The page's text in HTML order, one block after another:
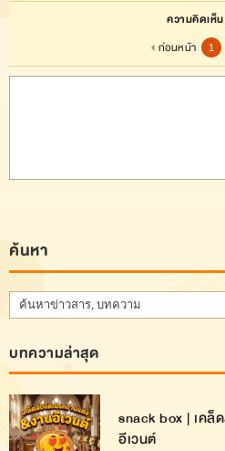
ความคิดเห็
ก่อนหน้า 1
ค้นหา
บทความล่าสุด
snack box | เคล็
อีเวนต์